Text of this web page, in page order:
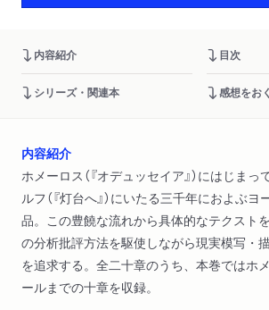
内容紹介 目次
シリーズ・関連本 感想をお
内容紹介
ホメーロス（『オデュッセイア』）にはじま
ルフ（『灯台へ』）にいたる三千年におよぶ
品。この豊饒な流れから具体的なテクスト
の分析批評方法を駆使しながら現実模写・
を追求する。全二十章のうち、本巻ではホ
ールまでの十章を収録。